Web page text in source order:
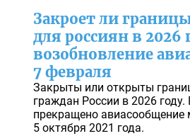
Закроет ли
для россиян в 2026
возобновление
7 февраля
Закрыты или открыты
граждан России в 2026
прекращено авиасообщение
5 октября 2021 года.